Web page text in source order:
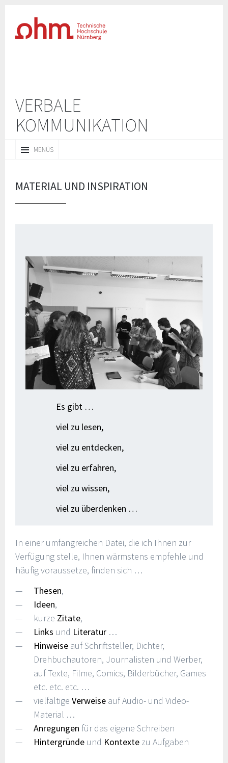
VERBALE
KOMMUNIKATION
MENÜS
INHALT
MATERIAL UND INSPIRATION
Es gibt …
viel zu lesen,
viel zu entdecken,
viel zu erfahren,
viel zu wissen,
viel zu überdenken …
In einer umfangreichen Datei, die ich Ihnen zur
Verfügung stelle, Ihnen wärmstens empfehle und
häufig voraussetze, finden sich …
Thesen,
Ideen,
kurze Zitate,
Links und Literatur …
Hinweise auf Schriftsteller, Dichter,
Drehbuchautoren, Journalisten und Werber,
auf Texte, Filme, Comics, Bilderbücher, Games
etc. etc. etc. …
vielfältige Verweise auf Audio- und Video-
Material …
Anregungen für das eigene Schreiben
Hintergründe und Kontexte zu Aufgaben